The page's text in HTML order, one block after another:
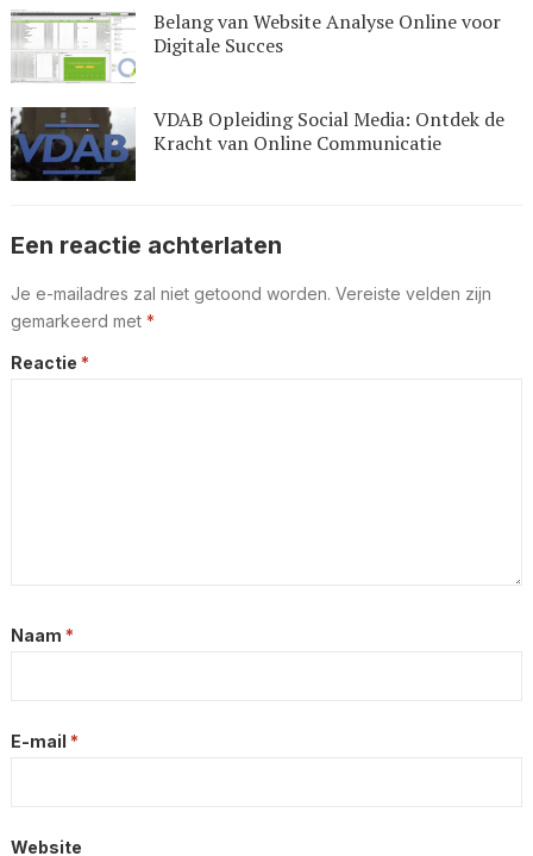
Belang van Website Analyse Online voor
Digitale Succes
VDAB Opleiding Social Media: Ontdek de
Kracht van Online Communicatie
Een reactie achterlaten
Je e-mailadres zal niet getoond worden. Vereiste velden zijn
gemarkeerd met *
Reactie *
Naam *
E-mail *
Website